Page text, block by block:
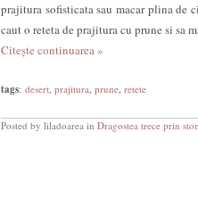
prajitura sofisticata sau macar plina de
caut o reteta de prajitura cu prune si sa
Citește continuarea »
tags: desert, prajitura, prune, retete
Posted by liladoarea in Dragostea trece prin